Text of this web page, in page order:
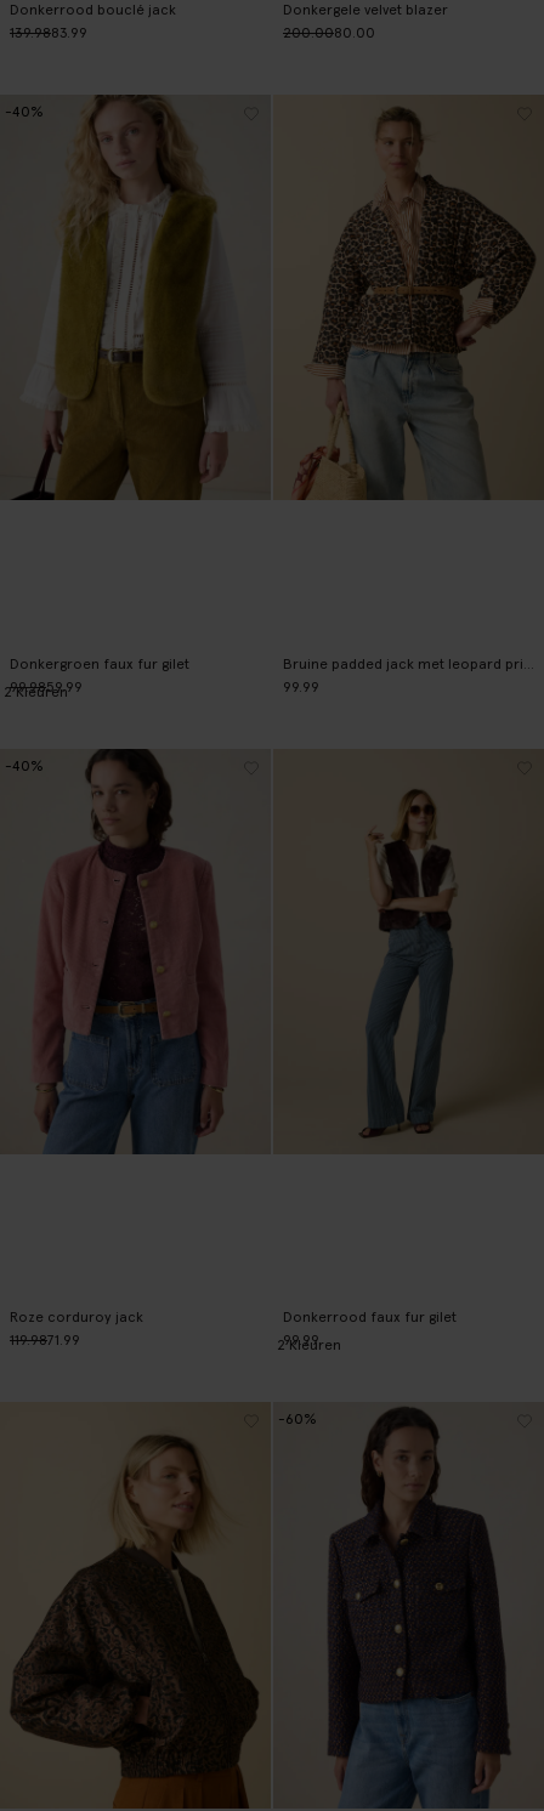
Donkerrood bouclé jack
139.9883.99
Donkergele velvet blazer
200.0080.00
Donkergroen faux fur gilet
99.9859.99
-40%
2Kleuren
99.99
Roze corduroy jack
119.9871.99
-40%
Donkerrood faux fur gilet
99.99
2Kleuren
-60%